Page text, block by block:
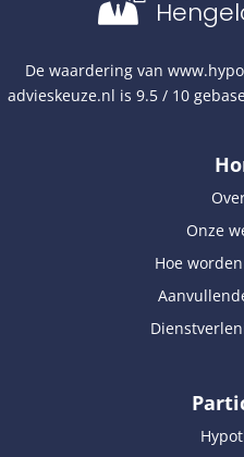
De waardering van
advieskeuze.nl is 9.5 / 10
Onze
Hoe